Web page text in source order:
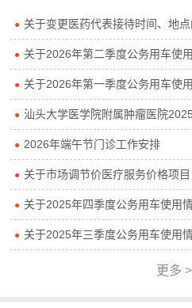
● 关于变更医药代表接待时间、地
● 关于2026年第二季度公务用车使
● 关于2026年第一季度公务用车使
● 汕头大学医学院附属肿瘤医院2025年
● 2026年端午节门诊工作安排
● 关于市场调节价医疗服务价格项
● 关于2025年四季度公务用车使用
● 关于2025年三季度公务用车使用
更多